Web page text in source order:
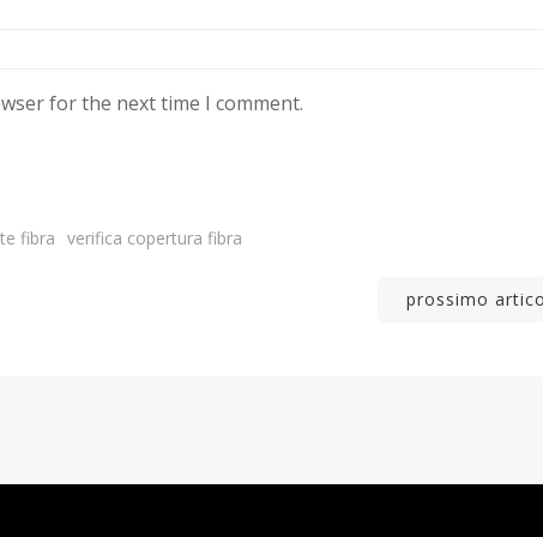
for the next time I comment.
fibra verifica copertura fibra
prossimo